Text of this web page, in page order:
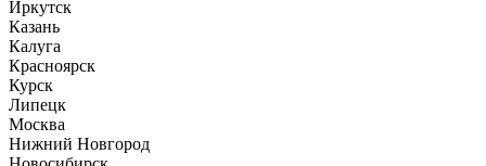
Иркутск
Казань
Калуга
Красноярск
Курск
Липецк
Москва
Нижний Новгород